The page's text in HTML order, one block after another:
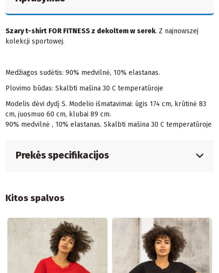
Szary t-shirt FOR FITNESS z dekoltem w serek. Z najnowszej
kolekcji sportowej.
Medžiagos sudėtis: 90% medvilnė, 10% elastanas.
Plovimo būdas: Skalbti mašina 30 C temperatūroje
Modelis dėvi dydį S. Modelio išmatavimai: ūgis 174 cm, krūtinė 83
cm, juosmuo 60 cm, klubai 89 cm.
90% medvilnė , 10% elastanas. Skalbti mašina 30 C temperatūroje
Prekės specifikacijos
Kitos spalvos